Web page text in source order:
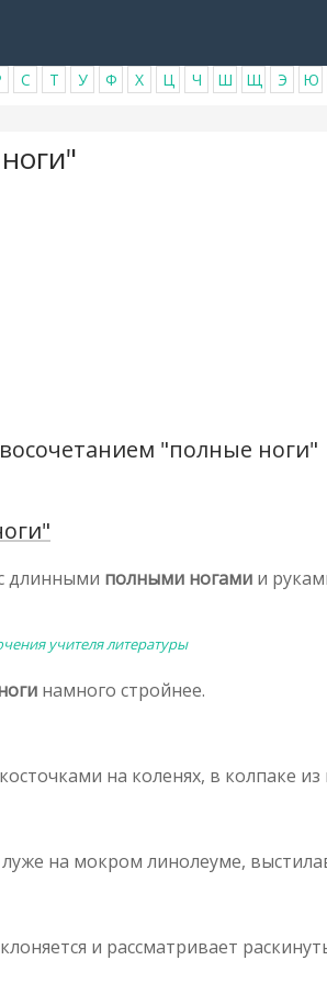
С Т У Ф Х Ц Ч Ш Щ Э Ю
"полные ноги"
длинными полными ногами и
учителя литературы
намного стройнее.
на коленях, в колпаке из
луже на мокром линолеуме,
и рассматривает